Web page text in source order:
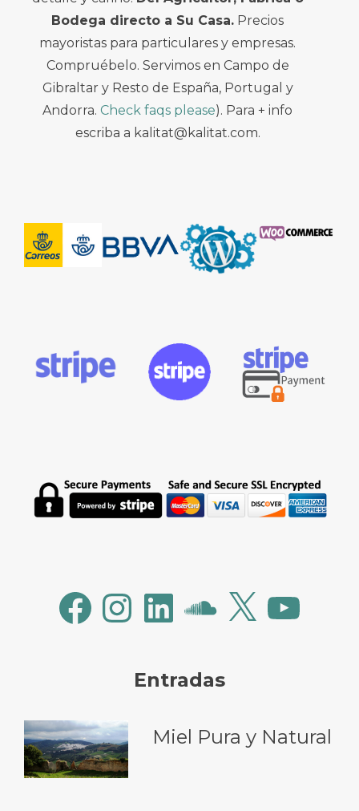
Bodega directo a Su Casa. Precios
mayoristas para particulares y empresas.
Compruébelo. Servimos en Campo de
Gibraltar y Resto de España, Portugal y
Andorra. Check faqs please). Para + info
escriba a kalitat@kalitat.com.
FacebookInstagramLinkedInSoundCloud
X YouTube
Entradas
Miel Pura y Natural